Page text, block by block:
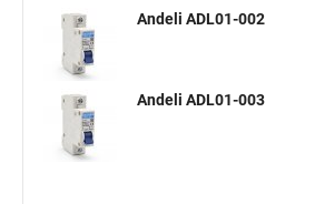
Andeli ADL01-002
Andeli ADL01-003